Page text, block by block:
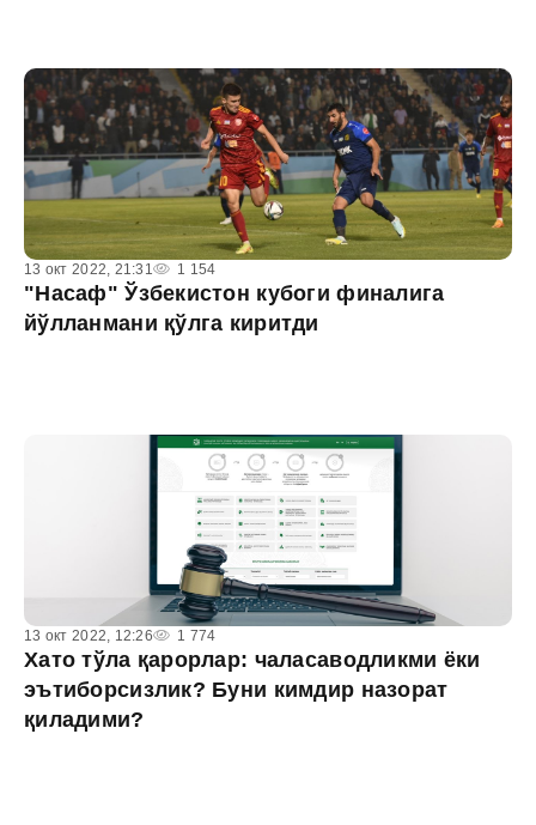
13 окт 2022, 21:31 1 154
"Насаф" Ўзбекистон кубоги финалига
йўлланмани қўлга киритди
13 окт 2022, 12:26 1 774
Хато тўла қарорлар: чаласаводликми ёки
эътиборсизлик? Буни кимдир назорат
қиладими?